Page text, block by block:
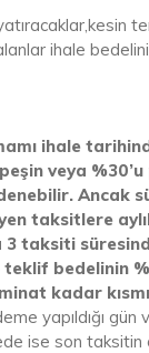
ihale
ihale
veya %30’u
Ancak
taksitlere
3 taksiti
bedelinin
kadar
yapıldığı
ise son taksitin